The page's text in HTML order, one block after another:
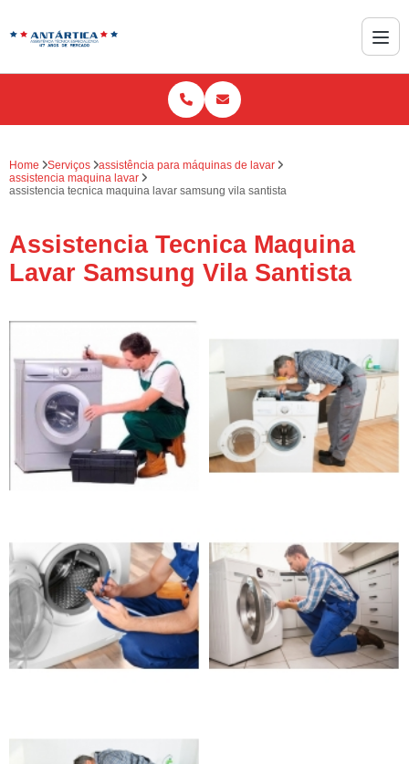
Home Serviços
assistência para máquinas de lavar
assistencia maquina lavar
assistencia tecnica maquina lavar samsung vila santista
Assistencia Tecnica Maquina
Lavar Samsung Vila Santista